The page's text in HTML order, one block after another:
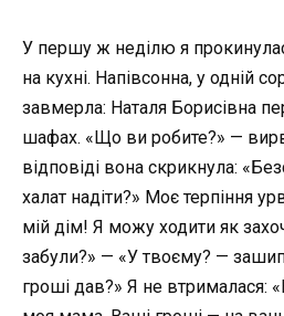
У першу ж неділю я
на кухні. Напівсонна, у одній
завмерла: Наталя Борисівна
шафах. «Що ви робите?» —
відповіді вона скрикнула:
халат надіти?» Моє терпіння
мій дім! Я можу ходити як
забули?» — «У твоєму? —
гроші дав?» Я не втрималася: